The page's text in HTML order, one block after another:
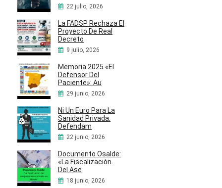
22 julio, 2026
La FADSP Rechaza El
Proyecto De Real
Decreto
9 julio, 2026
Memoria 2025 «El
Defensor Del
Paciente»: Au
29 junio, 2026
Ni Un Euro Para La
Sanidad Privada:
Defendam
22 junio, 2026
Documento Osalde:
«La Fiscalización
Del Ase
18 junio, 2026